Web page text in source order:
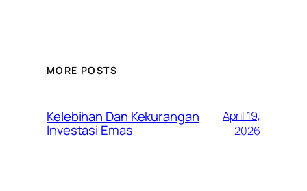
MORE POSTS
Kelebihan Dan Kekurangan
Investasi Emas
April 19,
2026